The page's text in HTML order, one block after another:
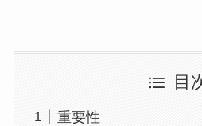
目
重要性